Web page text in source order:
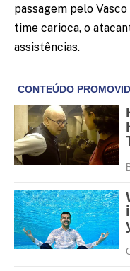
passagem pelo
time carioca, o
assistências.